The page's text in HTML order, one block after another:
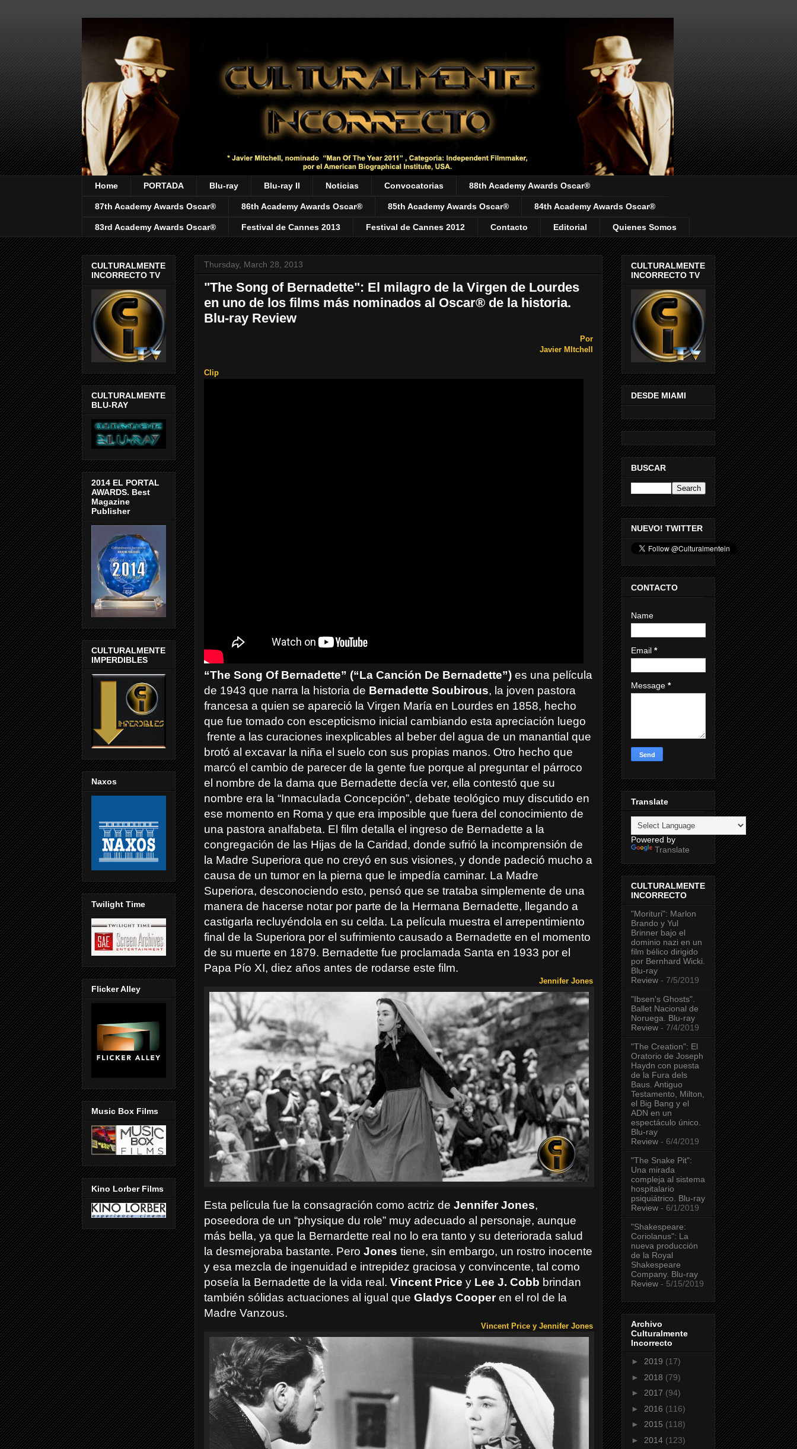
Home PORTADA Blu-ray Blu-ray II Noticias Convocatorias 88th Academy Awards Oscar®
87th Academy Awards Oscar® 86th Academy Awards Oscar® 85th Academy Awards Oscar® 84th Academy Awards Oscar®
83rd Academy Awards Oscar® Festival de Cannes 2013 Festival de Cannes 2012 Contacto Editorial Quienes Somos
Thursday, March 28, 2013
"The Song of Bernadette": El milagro de la Virgen de Lourdes
en uno de los films más nominados al Oscar® de la historia.
Blu-ray Review
Por
Javier MItchell
Clip
“The Song Of Bernadette” (“La Canción De Bernadette”) es una película
de 1943 que narra la historia de Bernadette Soubirous, la joven pastora
francesa a quien se apareció la Virgen María en Lourdes en 1858, hecho
que fue tomado con escepticismo inicial cambiando esta apreciación luego
frente a las curaciones inexplicables al beber del agua de un manantial que
brotó al excavar la niña el suelo con sus propias manos. Otro hecho que
marcó el cambio de parecer de la gente fue porque al preguntar el párroco
el nombre de la dama que Bernadette decía ver, ella contestó que su
nombre era la “Inmaculada Concepción”, debate teológico muy discutido en
ese momento en Roma y que era imposible que fuera del conocimiento de
una pastora analfabeta. El film detalla el ingreso de Bernadette a la
congregación de las Hijas de la Caridad, donde sufrió la incomprensión de
la Madre Superiora que no creyó en sus visiones, y donde padeció mucho a
causa de un tumor en la pierna que le impedía caminar. La Madre
Superiora, desconociendo esto, pensó que se trataba simplemente de una
manera de hacerse notar por parte de la Hermana Bernadette, llegando a
castigarla recluyéndola en su celda. La película muestra el arrepentimiento
final de la Superiora por el sufrimiento causado a Bernadette en el momento
de su muerte en 1879. Bernadette fue proclamada Santa en 1933 por el
Papa Pío XI, diez años antes de rodarse este film.
Jennifer Jones
Esta película fue la consagración como actriz de Jennifer Jones,
poseedora de un “physique du role” muy adecuado al personaje, aunque
más bella, ya que la Bernardette real no lo era tanto y su deteriorada salud
la desmejoraba bastante. Pero Jones tiene, sin embargo, un rostro inocente
y esa mezcla de ingenuidad e intrepidez graciosa y convincente, tal como
poseía la Bernadette de la vida real. Vincent Price y Lee J. Cobb brindan
también sólidas actuaciones al igual que Gladys Cooperen el rol de la
Madre Vanzous.
Vincent Price y Jennifer Jones
CULTURALMENTE
INCORRECTO TV
CULTURALMENTE
BLU-RAY
2014 EL PORTAL
AWARDS. Best
Magazine
Publisher
CULTURALMENTE
IMPERDIBLES
Naxos
Twilight Time
Flicker Alley
Music Box Films
Kino Lorber Films
CULTURALMENTE
INCORRECTO TV
DESDE MIAMI
BUSCAR
NUEVO! TWITTER
CONTACTO
Name
Email *
Message *
Translate
Powered by
Translate
CULTURALMENTE
INCORRECTO
"Morituri": Marlon
Brando y Yul
Brinner bajo el
dominio nazi en un
film bélico dirigido
por Bernhard Wicki.
Blu-ray
Review - 7/5/2019
"Ibsen's Ghosts".
Ballet Nacional de
Noruega. Blu-ray
Review - 7/4/2019
"The Creation": El
Oratorio de Joseph
Haydn con puesta
de la Fura dels
Baus. Antiguo
Testamento, Milton,
el Big Bang y el
ADN en un
espectáculo único.
Blu-ray
Review - 6/4/2019
"The Snake Pit":
Una mirada
compleja al sistema
hospitalario
psiquiátrico. Blu-ray
Review - 6/1/2019
"Shakespeare:
Coriolanus": La
nueva producción
de la Royal
Shakespeare
Company. Blu-ray
Review - 5/15/2019
Archivo
Culturalmente
Incorrecto
► 2019 (17)
► 2018 (79)
► 2017 (94)
► 2016 (116)
► 2015 (118)
► 2014 (123)